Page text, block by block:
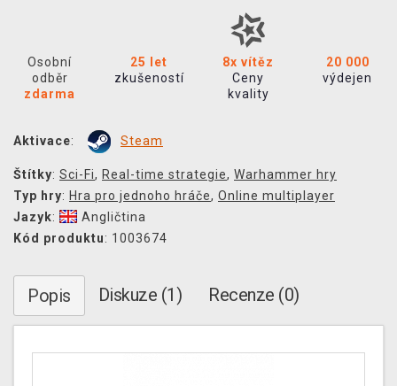
Osobní
odběr
zdarma
25 let
zkušeností
8x vítěz
Ceny
kvality
20 000
výdejen
Aktivace: Steam
Štítky: Sci-Fi, Real-time strategie, Warhammer hry
Typ hry: Hra pro jednoho hráče, Online multiplayer
Jazyk:
Angličtina
Kód produktu: 1003674
Popis Diskuze (1) Recenze (0)